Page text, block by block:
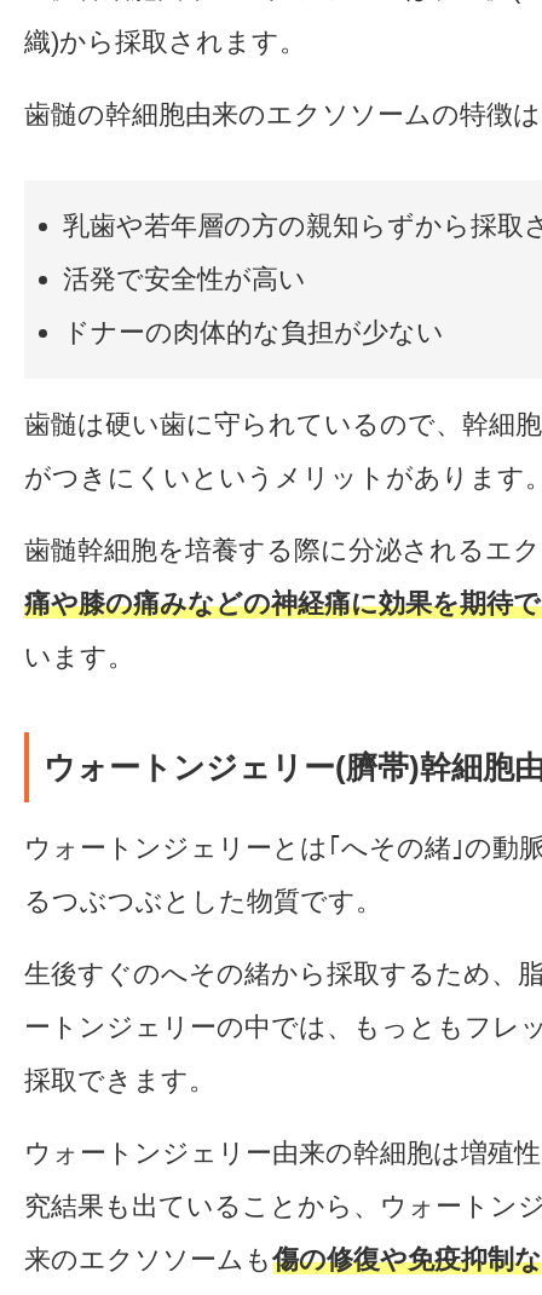
織)から採取されます。
歯髄の幹細胞由来のエクソソームの特徴
乳歯や若年層の方の親知らずから採取
活発で安全性が高い
ドナーの肉体的な負担が少ない
歯髄は硬い歯に守られているので、幹細
がつきにくいというメリットがあります
歯髄幹細胞を培養する際に分泌されるエ
痛や膝の痛みなどの神経痛に効果を期待
います。
ウォートンジェリー(臍帯)幹細胞
ウォートンジェリーとは｢へその緒｣の動
るつぶつぶとした物質です。
生後すぐのへその緒から採取するため、
ートンジェリーの中では、もっともフレ
採取できます。
ウォートンジェリー由来の幹細胞は増殖
究結果も出ていることから、ウォートン
来のエクソソームも傷の修復や免疫抑制